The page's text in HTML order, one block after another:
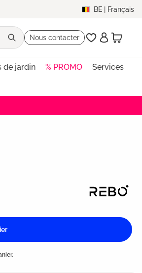
BE | Français
Nous contacter
de jardin % PROMO Services